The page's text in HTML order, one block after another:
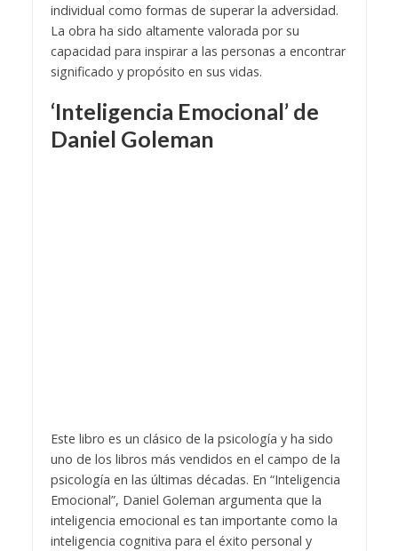
individual como formas de superar la adversidad.
La obra ha sido altamente valorada por su
capacidad para inspirar a las personas a encontrar
significado y propósito en sus vidas.
‘Inteligencia Emocional’ de
Daniel Goleman
Este libro es un clásico de la psicología y ha sido
uno de los libros más vendidos en el campo de la
psicología en las últimas décadas. En “Inteligencia
Emocional”, Daniel Goleman argumenta que la
inteligencia emocional es tan importante como la
inteligencia cognitiva para el éxito personal y